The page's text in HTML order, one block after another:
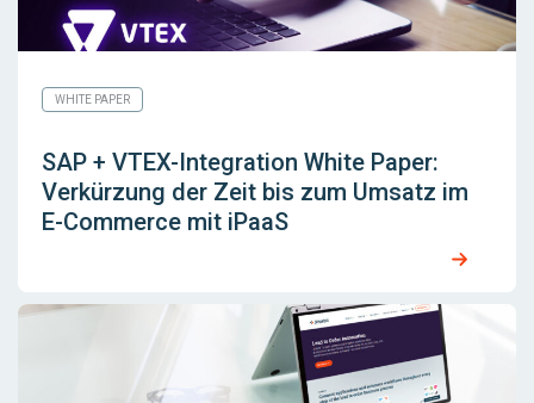
WHITE PAPER
SAP + VTEX-Integration White Paper:
Verkürzung der Zeit bis zum Umsatz im
E-Commerce mit iPaaS